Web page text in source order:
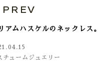
PREV
アムハスケルのネックレス。
チュームジュエリー